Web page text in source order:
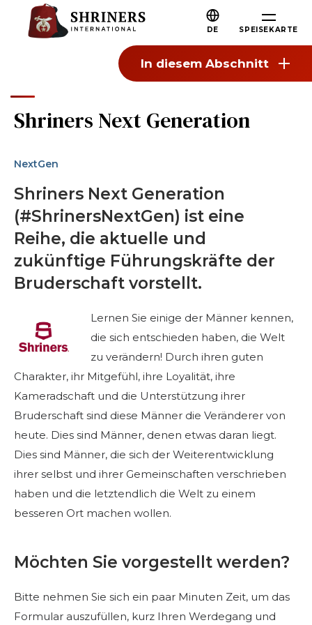
Zum Hauptinhalt springen
Zur Navigation springen
Wer wir sind
Mission und Werte
Unsere Geschichte
Spaß und Gemeinschaft
Partnerorganisationen
Shriners Nächste Generation
FAQs
Verbinden
Beginnen Sie Ihre Reise
Definieren Sie Ihren Weg
Erlebe die Bruderschaft
Ihre Wirkung
Kapitel
Nachrichten und Veranstaltungen
Mitgliederzentrum
SIEF Programme
DE SPEISEKARTE
In diesem Abschnitt
Shriners Next Generation
NextGen
Shriners Next Generation
(#ShrinersNextGen) ist eine
Reihe, die aktuelle und
zukünftige Führungskräfte der
Bruderschaft vorstellt.
Lernen Sie einige der Männer kennen,
die sich entschieden haben, die Welt
zu verändern! Durch ihren guten
Charakter, ihr Mitgefühl, ihre Loyalität, ihre
Kameradschaft und die Unterstützung ihrer
Bruderschaft sind diese Männer die Veränderer von
heute. Dies sind Männer, denen etwas daran liegt.
Dies sind Männer, die sich der Weiterentwicklung
ihrer selbst und ihrer Gemeinschaften verschrieben
haben und die letztendlich die Welt zu einem
besseren Ort machen wollen.
Möchten Sie vorgestellt werden?
Bitte nehmen Sie sich ein paar Minuten Zeit, um das
Formular auszufüllen, kurz Ihren Werdegang und